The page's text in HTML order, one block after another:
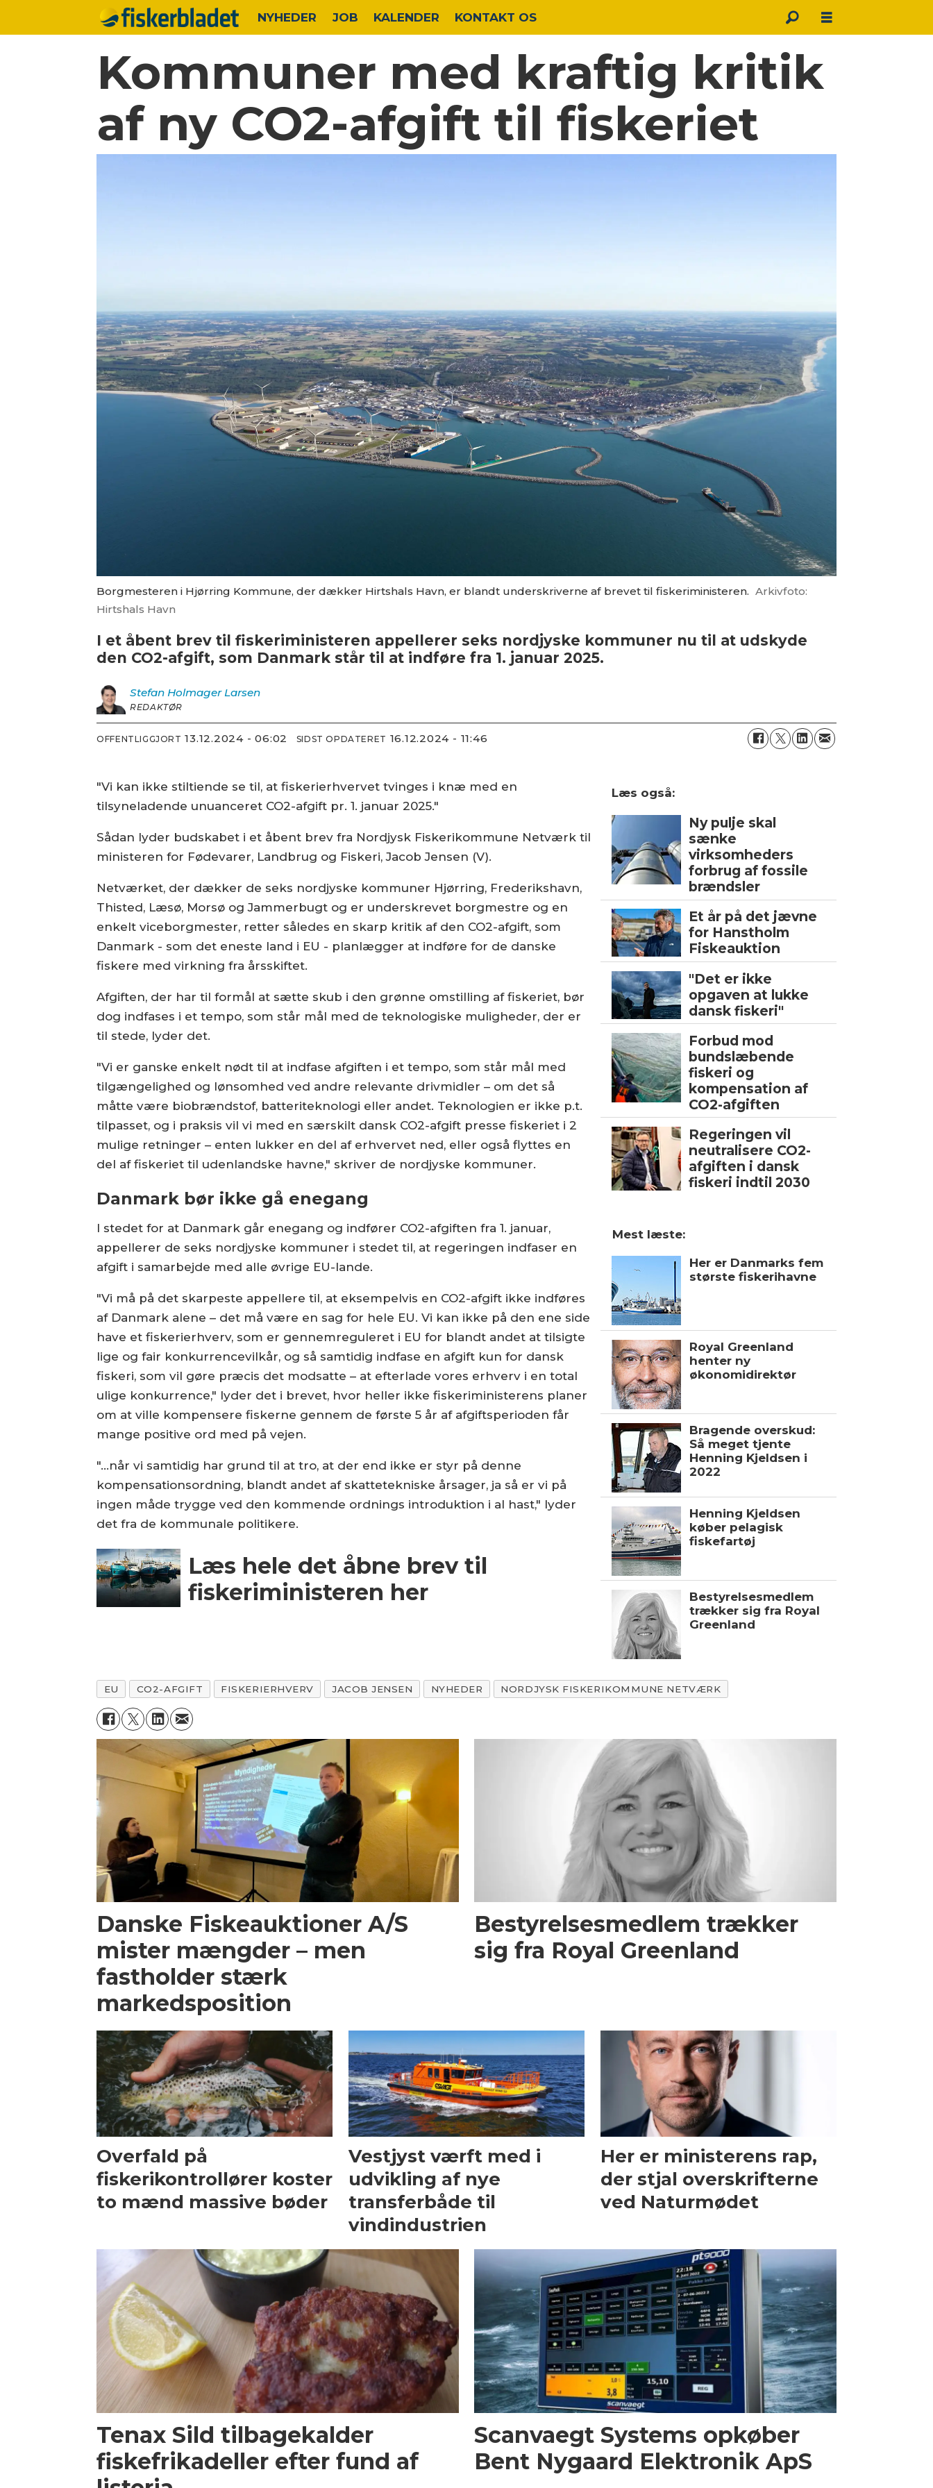
NYHEDER JOB KALENDER KONTAKT OS
Kommuner med kraftig kritik
af ny CO2-afgift til fiskeriet
Borgmesteren i Hjørring Kommune, der dækker Hirtshals Havn, er blandt underskriverne af brevet til fiskeriministeren. Arkivfoto:
Hirtshals Havn
I et åbent brev til fiskeriministeren appellerer seks nordjyske kommuner nu til at udskyde
den CO2-afgift, som Danmark står til at indføre fra 1. januar 2025.
Stefan Holmager Larsen
REDAKTØR
OFFENTLIGGJORT 13.12.2024 - 06:02 SIDST OPDATERET 16.12.2024 - 11:46
Læs også:
Ny pulje skal
sænke
virksomheders
forbrug af fossile
brændsler
Et år på det jævne
for Hanstholm
Fiskeauktion
"Det er ikke
opgaven at lukke
dansk fiskeri"
Forbud mod
bundslæbende
fiskeri og
kompensation af
CO2-afgiften
Regeringen vil
neutralisere CO2-
afgiften i dansk
fiskeri indtil 2030
"Vi kan ikke stiltiende se til, at fiskerierhvervet tvinges i knæ med en
tilsyneladende unuanceret CO2-afgift pr. 1. januar 2025."
Sådan lyder budskabet i et åbent brev fra Nordjysk Fiskerikommune Netværk til
ministeren for Fødevarer, Landbrug og Fiskeri, Jacob Jensen (V).
Netværket, der dækker de seks nordjyske kommuner Hjørring, Frederikshavn,
Thisted, Læsø, Morsø og Jammerbugt og er underskrevet borgmestre og en
enkelt viceborgmester, retter således en skarp kritik af den CO2-afgift, som
Danmark - som det eneste land i EU - planlægger at indføre for de danske
fiskere med virkning fra årsskiftet.
Afgiften, der har til formål at sætte skub i den grønne omstilling af fiskeriet, bør
dog indfases i et tempo, som står mål med de teknologiske muligheder, der er
til stede, lyder det.
"Vi er ganske enkelt nødt til at indfase afgiften i et tempo, som står mål med
tilgængelighed og lønsomhed ved andre relevante drivmidler – om det så
måtte være biobrændstof, batteriteknologi eller andet. Teknologien er ikke p.t.
tilpasset, og i praksis vil vi med en særskilt dansk CO2-afgift presse fiskeriet i 2
mulige retninger – enten lukker en del af erhvervet ned, eller også flyttes en
del af fiskeriet til udenlandske havne," skriver de nordjyske kommuner.
Danmark bør ikke gå enegang
Mest læste:
Her er Danmarks fem
største fiskerihavne
Royal Greenland
henter ny
økonomidirektør
Bragende overskud:
Så meget tjente
Henning Kjeldsen i
2022
Henning Kjeldsen
køber pelagisk
fiskefartøj
Bestyrelsesmedlem
trækker sig fra Royal
Greenland
I stedet for at Danmark går enegang og indfører CO2-afgiften fra 1. januar,
appellerer de seks nordjyske kommuner i stedet til, at regeringen indfaser en
afgift i samarbejde med alle øvrige EU-lande.
"Vi må på det skarpeste appellere til, at eksempelvis en CO2-afgift ikke indføres
af Danmark alene – det må være en sag for hele EU. Vi kan ikke på den ene side
have et fiskerierhverv, som er gennemreguleret i EU for blandt andet at tilsigte
lige og fair konkurrencevilkår, og så samtidig indfase en afgift kun for dansk
fiskeri, som vil gøre præcis det modsatte – at efterlade vores erhverv i en total
ulige konkurrence," lyder det i brevet, hvor heller ikke fiskeriministerens planer
om at ville kompensere fiskerne gennem de første 5 år af afgiftsperioden får
mange positive ord med på vejen.
"...når vi samtidig har grund til at tro, at der end ikke er styr på denne
kompensationsordning, blandt andet af skattetekniske årsager, ja så er vi på
ingen måde trygge ved den kommende ordnings introduktion i al hast," lyder
det fra de kommunale politikere.
Læs hele det åbne brev til
fiskeriministeren her
EU CO2-AFGIFT FISKERIERHVERV JACOB JENSEN NYHEDER NORDJYSK FISKERIKOMMUNE NETVÆRK
Danske Fiskeauktioner A/S
mister mængder – men
fastholder stærk
markedsposition
Bestyrelsesmedlem trækker
sig fra Royal Greenland
Overfald på
fiskerikontrollører koster
to mænd massive bøder
Vestjyst værft med i
udvikling af nye
transferbåde til
vindindustrien
Her er ministerens rap,
der stjal overskrifterne
ved Naturmødet
Tenax Sild tilbagekalder
fiskefrikadeller efter fund af
Scanvaegt Systems opkøber
Bent Nygaard Elektronik ApS